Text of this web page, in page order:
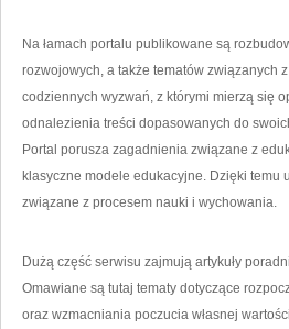
Na łamach portalu publikowane są
rozwojowych, a także tematów związanych
codziennych wyzwań, z którymi mierzą się
odnalezienia treści dopasowanych do
Portal porusza zagadnienia związane z
klasyczne modele edukacyjne. Dzięki temu
związane z procesem nauki i wychowania.
Dużą część serwisu zajmują artykuły
Omawiane są tutaj tematy dotyczące
oraz wzmacniania poczucia własnej